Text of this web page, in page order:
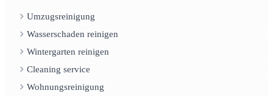
Umzugsreinigung
Wasserschaden reinigen
Wintergarten reinigen
Cleaning service
Wohnungsreinigung